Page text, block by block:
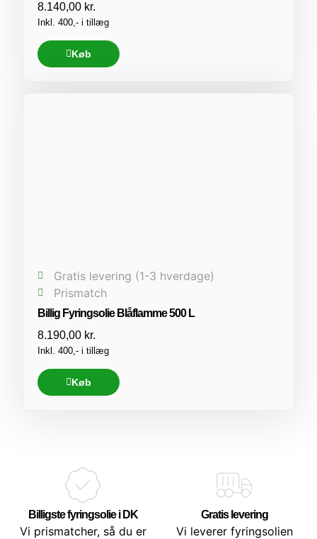
8.140,00 kr.
Inkl. 400,- i tillæg
Køb
Gratis levering (1-3 hverdage)
Prismatch
Billig Fyringsolie Blåflamme 500 L
8.190,00 kr.
Inkl. 400,- i tillæg
Køb
Billigste fyringsolie i DK
Vi prismatcher, så du er
Gratis levering
Vi leverer fyringsolien